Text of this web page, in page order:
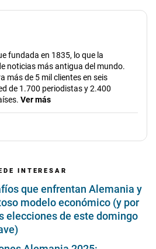
fundada en 1835, lo que la
noticias más antigua del mundo.
más de 5 mil clientes en seis
de 1.700 periodistas y 2.400
Ver más
INTERESAR
que enfrentan Alemania y
modelo económico (y por
elecciones de este domingo